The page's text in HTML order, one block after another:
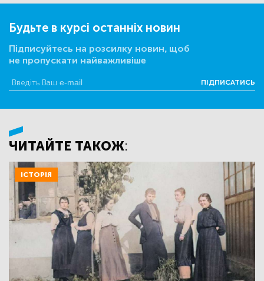
Будьте в курсі останніх новин
Підписуйтесь на розсилку новин, щоб
не пропускати найважливіше
ПІДПИСАТИСЬ
ЧИТАЙТЕ ТАКОЖ:
ІСТОРІЯ